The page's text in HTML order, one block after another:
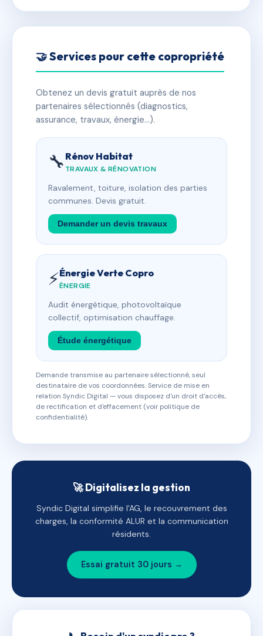
🤝 Services pour cette copropriété
Obtenez un devis gratuit auprès de nos
partenaires sélectionnés (diagnostics,
assurance, travaux, énergie…).
🔧 Rénov Habitat
TRAVAUX & RÉNOVATION
Ravalement, toiture, isolation des parties
communes. Devis gratuit.
Demander un devis travaux
⚡Énergie Verte Copro
ÉNERGIE
Audit énergétique, photovoltaïque
collectif, optimisation chauffage.
Étude énergétique
Demande transmise au partenaire sélectionné, seul
destinataire de vos coordonnées. Service de mise en
relation Syndic Digital — vous disposez d'un droit d'accès,
de rectification et d'effacement (voir politique de
confidentialité).
🚀 Digitalisez la gestion
Syndic Digital simplifie l'AG, le recouvrement des
charges, la conformité ALUR et la communication
résidents.
Essai gratuit 30 jours →